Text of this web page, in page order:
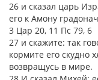
26 и сказал царь
его к Амону
3 Цар 20, 11 Пс 79, 6
27 и скажите: так
кормите его скудно
возвращусь в мире.